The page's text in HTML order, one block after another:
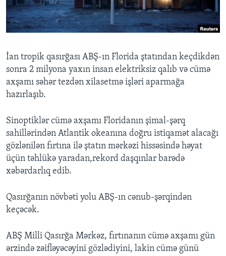
BIZI IZLƏYIN
Dillər
İan tropik qasırğası ABŞ-ın Florida ştatından keçdikdən
sonra 2 milyona yaxın insan elektriksiz qalıb və cümə
axşamı səhər tezdən xilasetmə işləri aparmağa
hazırlaşıb.
Sinoptiklər cümə axşamı Floridanın şimal-şərq
sahillərindən Atlantik okeanına doğru istiqamət alacağı
gözlənilən fırtına ilə ştatın mərkəzi hissəsində həyat
üçün təhlükə yaradan,rekord daşqınlar barədə
xəbərdarlıq edib.
Qasırğanın növbəti yolu ABŞ-ın cənub-şərqindən
keçəcək.
ABŞ Milli Qasırğa Mərkəz, fırtınanın cümə axşamı gün
ərzində zəifləyəcəyini gözlədiyini, lakin cümə günü